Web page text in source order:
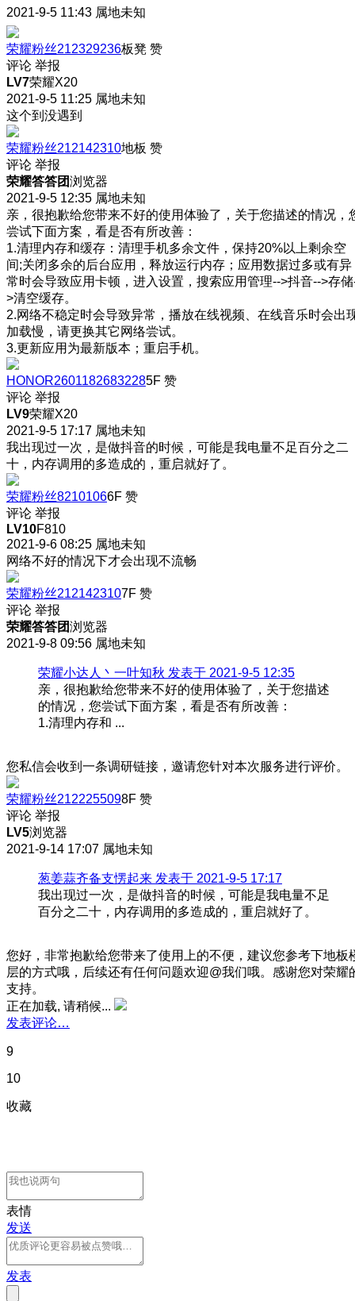
2021-9-5 11:43 属地未知
荣耀粉丝212329236板凳 赞
评论 举报
LV7荣耀X20
2021-9-5 11:25 属地未知
这个到没遇到
荣耀粉丝212142310地板 赞
评论 举报
荣耀答答团浏览器
2021-9-5 12:35 属地未知
亲，很抱歉给您带来不好的使用体验了，关于您描述的情况，
尝试下面方案，看是否有所改善：
1.清理内存和缓存：清理手机多余文件，保持20%以上剩余空
间;关闭多余的后台应用，释放运行内存；应用数据过多或有异
常时会导致应用卡顿，进入设置，搜索应用管理-->抖音-->存
>清空缓存。
2.网络不稳定时会导致异常，播放在线视频、在线音乐时会出
加载慢，请更换其它网络尝试。
3.更新应用为最新版本；重启手机。
HONOR26011826832285F 赞
评论 举报
LV9荣耀X20
2021-9-5 17:17 属地未知
我出现过一次，是做抖音的时候，可能是我电量不足百分之二
十，内存调用的多造成的，重启就好了。
荣耀粉丝82101066F 赞
评论 举报
LV10F810
2021-9-6 08:25 属地未知
网络不好的情况下才会出现不流畅
荣耀粉丝2121423107F 赞
评论 举报
荣耀答答团浏览器
2021-9-8 09:56 属地未知
荣耀小达人丶一叶知秋 发表于 2021-9-5 12:35
亲，很抱歉给您带来不好的使用体验了，关于您描述
的情况，您尝试下面方案，看是否有所改善：
1.清理内存和 ...
您私信会收到一条调研链接，邀请您针对本次服务进行评价。
荣耀粉丝2122255098F 赞
评论 举报
LV5浏览器
2021-9-14 17:07 属地未知
葱姜蒜齐备支愣起来 发表于 2021-9-5 17:17
我出现过一次，是做抖音的时候，可能是我电量不足
百分之二十，内存调用的多造成的，重启就好了。
您好，非常抱歉给您带来了使用上的不便，建议您参考下地板
层的方式哦，后续还有任何问题欢迎@我们哦。 感谢您对荣耀
支持。
正在加载, 请稍候...
发表评论…
9
10
收藏
表情
发送
发表